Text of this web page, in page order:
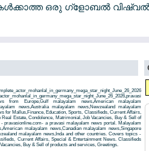
ഒരു ഗ്ളോബല്‍ വിഷ്വല്‍
from Europe,Gulf malayalam news,American malayalam
news,Australia malayalam news,Newzealand malayalam
for Mallus,Finance, Education, Sports, Classifieds, Current Affairs,
Estate, Condolence, Matrimonial, Job Vacancies, Buy & Sell of
pravasionline.com- a pravasi malayalam news portal. Malayalam
malayalam news,Canadian malayalam news,Singapore
malayalam news,Inda and other countries. Covers topics -
Current Affairs, Special & Entertainment News. Classifieds
Buy & Sell of products and services, Greetings.